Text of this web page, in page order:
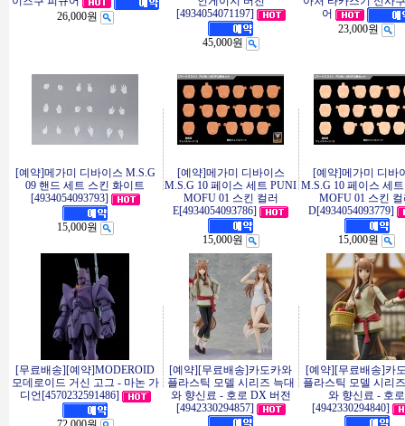
26,000원
[4934054071197]
45,000원
어
23,000원
[예약]메가미 디바이스 M.S.G
09 핸드 세트 스킨 화이트
[4934054093793]
15,000원
[예약]메가미 디바이스
M.S.G 10 페이스 세트 PUNI
MOFU 01 스킨 컬러
E[4934054093786]
15,000원
[예약]메가미 디바
M.S.G 10 페이스 세
MOFU 01 스킨
D[4934054093779]
15,000원
[무료배송][예약]MODEROID
모데로이드 거신 고그 - 마논 가
디언[4570232591486]
[예약][무료배송]카도카와
플라스틱 모델 시리즈 늑대
와 향신료 - 호로 DX 버전
[4942330294857]
[예약][무료배송]카
플라스틱 모델 시리
와 향신료 - 호로
[4942330294840]